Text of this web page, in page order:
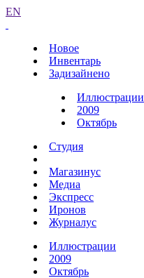
EN
Новое
Инвентарь
Задизайнено
Иллюстрации
2009
Октябрь
Студия
Магазинус
Медиа
Экспресс
Иронов
Журналус
Иллюстрации
2009
Октябрь